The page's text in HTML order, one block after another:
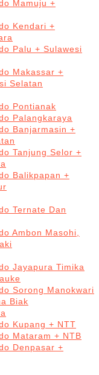
Mamuju +
Kendari +
Palu + Sulawesi
Makassar +
Selatan
Pontianak
Palangkaraya
Banjarmasin +
Tanjung Selor +
Balikpapan +
Ternate Dan
Ambon Masohi,
Jayapura Timika
Sorong Manokwari
Biak
Kupang + NTT
Mataram + NTB
Denpasar +